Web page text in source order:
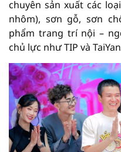
chuyên sản xuất các
nhôm), sơn gỗ, sơn
phẩm trang trí nội –
chủ lực như TIP và